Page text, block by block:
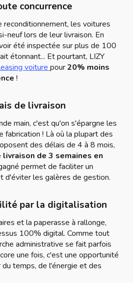
concurrence
reconditionnement, les voitures
neuf lors de leur livraison. En
été inspectée sur plus de 100
étonnant... Et pourtant, LIZY
voiture pour20% moins
!
de livraison
main, c'est qu'on s'épargne les
fabrication ! Là où la plupart des
des délais de 4 à 8 mois,
livraison de 3 semaines en
permet de faciliter un
d'éviter les galères de gestion.
par la digitalisation
et la paperasse à rallonge,
100% digital. Comme tout
administrative se fait parfois
une fois, c'est une opportunité
temps, de l'énergie et des